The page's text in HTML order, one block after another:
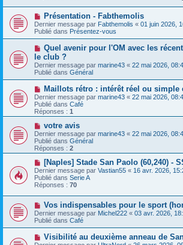
s
a
g
e
a
m
e
s
s
a
g
e
N
o
u
v
a
u
m
e
s
s
a
g
e
Présentation - Fabthemolis
Dernier message par Fabthemolis « 01 juin 2026,
Publié dans Présentez-vous
N
u
v
e
a
m
e
s
s
a
g
e
Quel avenir pour l'OM avec les
le club ?
Dernier message par marine43 « 22 mai 2026,
Publié dans Général
N
o
u
v
e
a
m
e
s
s
a
g
e
Maillots rétro : intérêt réel ou simple
Dernier message par marine43 « 22 mai 2026,
Publié dans Café
Réponses : 1
N
o
u
v
e
a
u
m
e
s
s
a
g
e
votre avis
Dernier message par marine43 « 22 mai 2026,
Publié dans Général
Réponses : 2
N
o
u
v
e
a
u
m
e
s
[Naples] Stade San Paolo (60,240) -
Dernier message par Vastian55 « 16 avr. 2026,
Publié dans Serie A
Réponses : 70
N
o
u
v
e
Vos indispensables pour le sport
Dernier message par Michel222 « 03 avr. 2026,
Publié dans Café
N
o
Visibilité au deuxième anneau de